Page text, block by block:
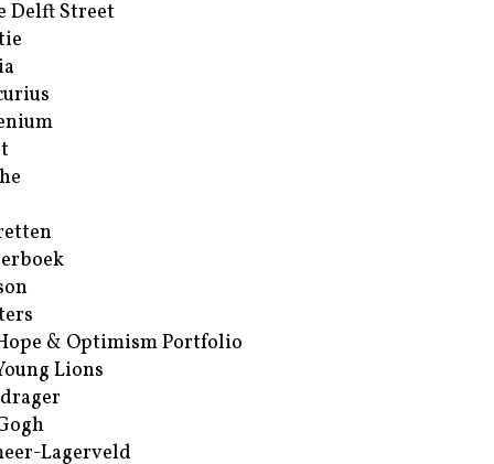
Delft Street
& Optimism Portfolio
Lions
Lagerveld